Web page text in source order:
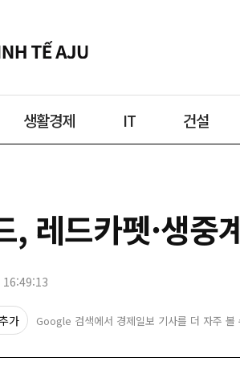
생활경제 IT 건설
, 레드카펫·생
가 Google 검색에서 경제일보 기사를 더 자주 볼